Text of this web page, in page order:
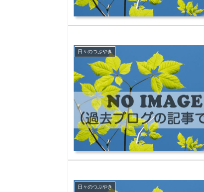
日々のつぶやき
日々のつぶやき